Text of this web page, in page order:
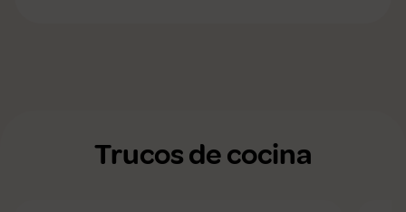
Trucos de cocina